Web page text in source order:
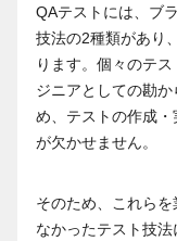
QAテストには、ブ
技法の2種類があり
ります。個々のテ
ジニアとしての勘
め、テストの作成
が欠かせません。
そのため、これら
なかったテスト技